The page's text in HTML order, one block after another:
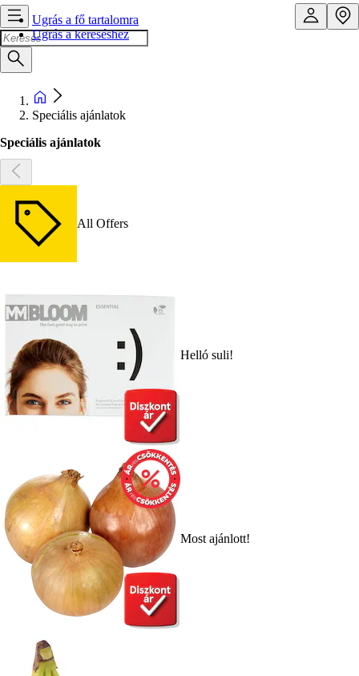
Ugrás a fő tartalomra
Ugrás a kereséshez
Speciális ajánlatok
Speciális ajánlatok
All Offers
Helló suli!
Most ajánlott!